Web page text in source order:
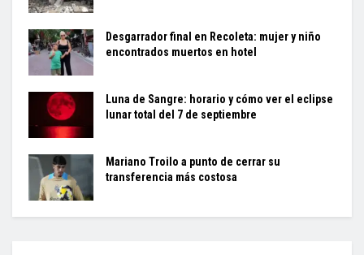
Desgarrador final en Recoleta: mujer y niño
encontrados muertos en hotel
Luna de Sangre: horario y cómo ver el eclipse
lunar total del 7 de septiembre
Mariano Troilo a punto de cerrar su
transferencia más costosa